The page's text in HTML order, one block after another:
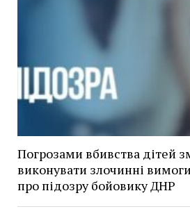
Погрозами вбивства дітей
виконувати злочинні
про підозру бойовику ДНР